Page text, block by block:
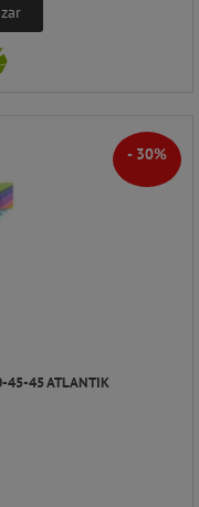
- 30%
45-45 ATLANTIK